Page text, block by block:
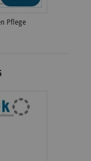
Pflege